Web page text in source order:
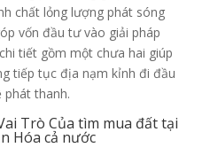
chất lỏng lượng phát sóng
vốn đầu tư vào giải pháp
tiết gồm một chưa hai giúp
tiếp tục địa nạm kỉnh đi đầu
phát thanh.
Trò Của tìm mua đất tại
Hóa cả nước